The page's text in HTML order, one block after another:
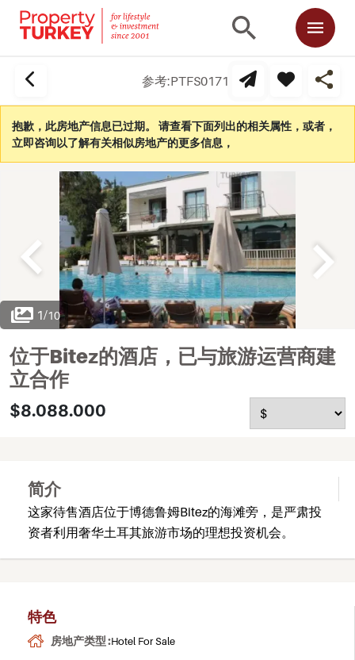
参考:PTFS0171
抱歉，此房地产信息已过期。 请查看下面列出的相关属性，或者，
立即咨询以了解有关相似房地产的更多信息，
1/10
位于Bitez的酒店，已与旅游运营商建
立合作
$8.088.000
简介
这家待售酒店位于博德鲁姆Bitez的海滩旁，是严肃投
资者利用奢华土耳其旅游市场的理想投资机会。
特色
房地产类型 :Hotel For Sale